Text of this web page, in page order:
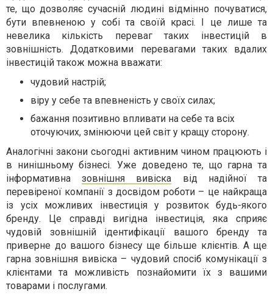
те, що дозволяє сучасній людині відмінно почуватися,
бути впевненою у собі та своїй красі. І це лише та
невелика кількість переваг таких інвестицій в
зовнішність. Додатковими перевагами таких вдалих
інвестицій також можна вважати:
чудовий настрій;
віру у себе та впевненість у своїх силах;
бажання позитивно впливати на себе та всіх
оточуючих, змінюючи цей світ у кращу сторону.
Аналогічні закони сьогодні активним чином працюють і
в нинішньому бізнесі. Уже доведено те, що гарна та
інформативназовнішня вивіска від надійної та
перевіреної компанії з досвідом роботи – це найкраща
із усіх можливих інвестиція у розвиток будь-якого
бренду. Це справді вигідна інвестиція, яка сприяє
чудовій зовнішній ідентифікації вашого бренду та
приверне до вашого бізнесу ще більше клієнтів. А ще
гарна зовнішня вивіска – чудовий спосіб комунікації з
клієнтами та можливість познайомити їх з вашими
товарами і послугами.